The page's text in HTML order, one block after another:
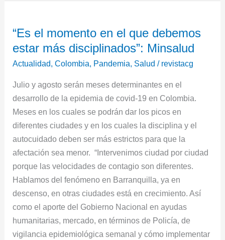
“Es el momento en el que debemos
estar más disciplinados”: Minsalud
Actualidad,Colombia, Pandemia, Salud / revistacg
Julio y agosto serán meses determinantes en el
desarrollo de la epidemia de covid-19 en Colombia.
Meses en los cuales se podrán dar los picos en
diferentes ciudades y en los cuales la disciplina y el
autocuidado deben ser más estrictos para que la
afectación sea menor. “Intervenimos ciudad por ciudad
porque las velocidades de contagio son diferentes.
Hablamos del fenómeno en Barranquilla, ya en
descenso, en otras ciudades está en crecimiento. Así
como el aporte del Gobierno Nacional en ayudas
humanitarias, mercado, en términos de Policía, de
vigilancia epidemiológica semanal y cómo implementar
el
momento
en
que
debemos
estar
más
disciplinados”:
Minsalud